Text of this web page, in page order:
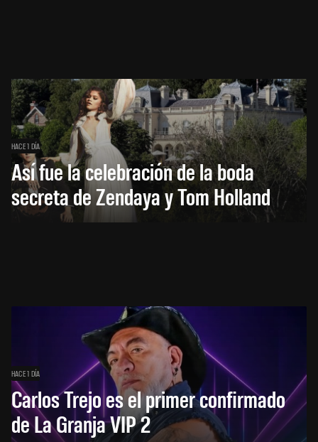
HACE 1 DÍA
Así fue la celebración de la boda
secreta de Zendaya y Tom Holland
HACE 1 DÍA
Carlos Trejo es el primer confirmado
de La Granja VIP 2